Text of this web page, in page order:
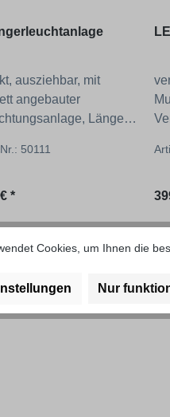
ausziehbar, mit
angebauter
Länge
50111
Preis:
*
Cookies, um Ihnen die
Nur